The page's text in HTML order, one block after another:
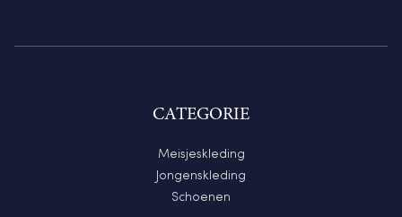
CATEGORIE
Meisjeskleding
Jongenskleding
Schoenen